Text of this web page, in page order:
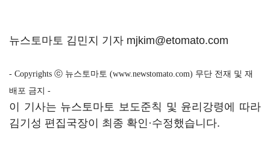
뉴스토마토 김민지 기자 mjkim@etomato.com
- Copyrights ⓒ 뉴스토마토 (www.newstomato.com) 무단 전재 및 재
배포 금지 -
이 기사는 뉴스토마토 보도준칙 및 윤리강령에 따라
김기성 편집국장이 최종 확인·수정했습니다.